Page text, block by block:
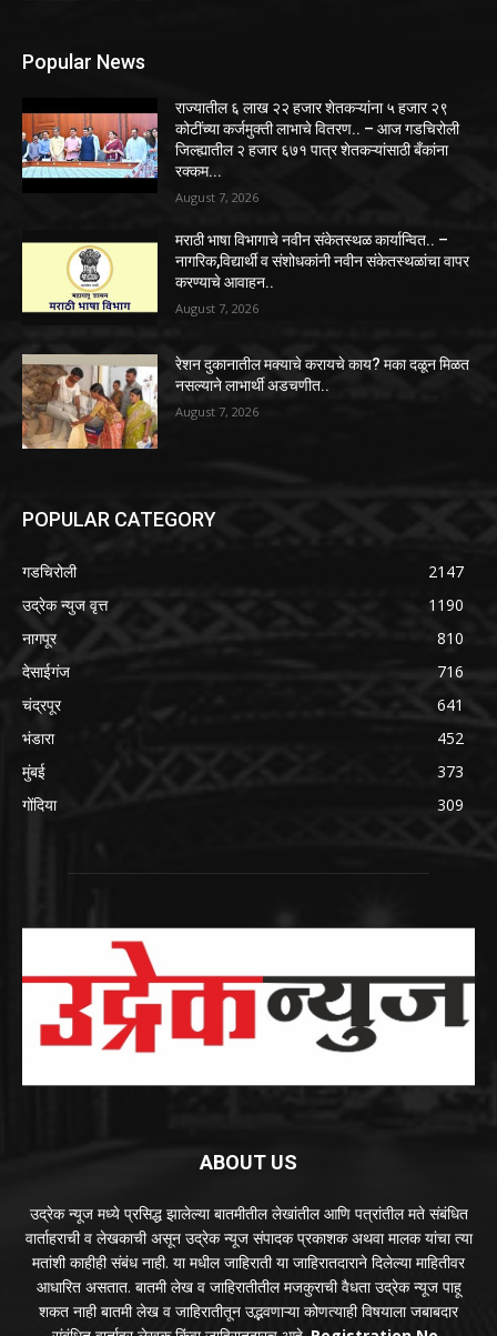
Popular News
राज्यातील ६ लाख २२ हजार शेतकऱ्यांना ५ हजार २९
कोटींच्या कर्जमुक्ती लाभाचे वितरण.. – आज गडचिरोली
जिल्ह्यातील २ हजार ६७१ पात्र शेतकऱ्यांसाठी बँकांना
रक्कम...
August 7, 2026
मराठी भाषा विभागाचे नवीन संकेतस्थळ कार्यान्वित.. –
नागरिक,विद्यार्थी व संशोधकांनी नवीन संकेतस्थळांचा वापर
करण्याचे आवाहन..
August 7, 2026
रेशन दुकानातील मक्याचे करायचे काय? मका दळून मिळत
नसल्याने लाभार्थी अडचणीत..
August 7, 2026
POPULAR CATEGORY
गडचिरोली
2147
उद्रेक न्युज वृत्त
1190
नागपूर
810
देसाईगंज
716
चंद्रपूर
641
भंडारा
452
मुंबई
373
गोंदिया
309
ABOUT US
उद्रेक न्यूज मध्ये प्रसिद्ध झालेल्या बातमीतील लेखांतील आणि पत्रांतील मते संबंधित
वार्ताहराची व लेखकाची असून उद्रेक न्यूज संपादक प्रकाशक अथवा मालक यांचा त्या
मतांशी काहीही संबंध नाही. या मधील जाहिराती या जाहिरातदाराने दिलेल्या माहितीवर
आधारित असतात. बातमी लेख व जाहिरातीतील मजकुराची वैधता उद्रेक न्यूज पाहू
शकत नाही बातमी लेख व जाहिरातीतून उद्भवणाऱ्या कोणत्याही विषयाला जबाबदार